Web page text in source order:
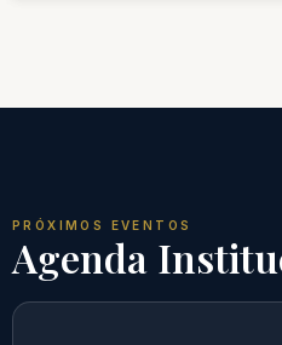
PRÓXIMOS EVENTOS
Agenda